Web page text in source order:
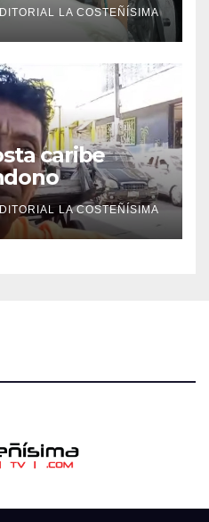
LA COSTEÑÍSIMA
caribe
LA COSTEÑÍSIMA